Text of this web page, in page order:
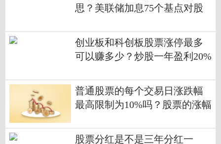
思？美联储加息75个基点对股
创业板和科创板股票涨停最多
可以赚多少？炒股一年盈利20%
普通股票的每个交易日涨跌幅
最高限制为10%吗？股票的涨幅
股票分红是不是三年分红一